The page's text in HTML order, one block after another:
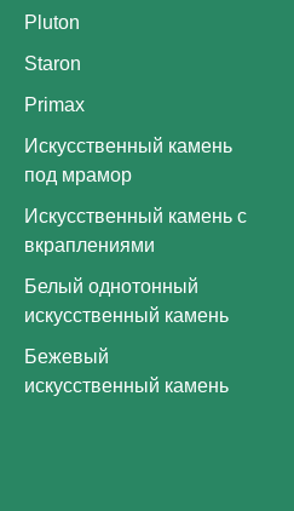
Pluton
Staron
Primax
Искусственный камень
под мрамор
Искусственный камень с
вкраплениями
Белый однотонный
искусственный камень
Бежевый
искусственный камень